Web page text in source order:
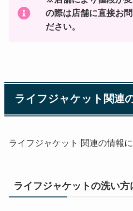
の際は店舗に直接お
ださい。
ライフジャケット関連
ライフジャケット 関連の情報
ライフジャケットの洗い方